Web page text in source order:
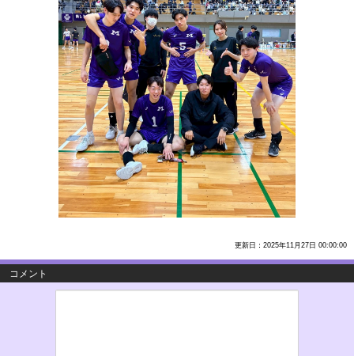
更新日：2025年11月27日 00:00:00
コメント